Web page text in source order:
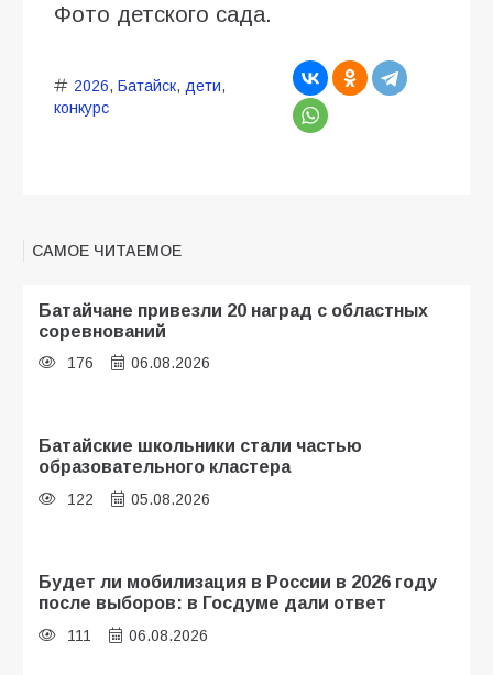
Фото детского сада.
2026, Батайск, дети,
конкурс
САМОЕ ЧИТАЕМОЕ
Батайчане привезли 20 наград с областных
соревнований
176 06.08.2026
Батайские школьники стали частью
образовательного кластера
122 05.08.2026
Будет ли мобилизация в России в 2026 году
после выборов: в Госдуме дали ответ
111 06.08.2026